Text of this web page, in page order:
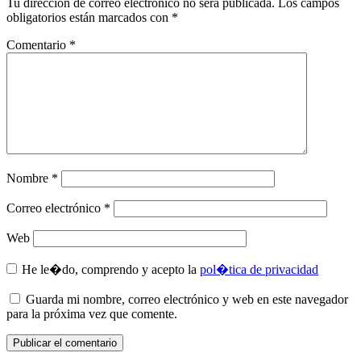
obligatorios están marcados con *
Comentario *
Nombre *
Correo electrónico *
Web
He le�do, comprendo y acepto la pol�tica de privacidad
Guarda mi nombre, correo electrónico y web en este navegador
para la próxima vez que comente.